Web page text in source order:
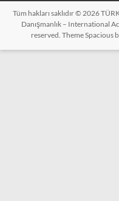
Tüm hakları saklıdır © 2026
Danışmanlık – International
reserved. ThemeSpacious